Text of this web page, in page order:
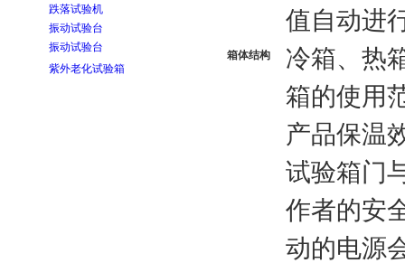
跌落试验机
振动试验台
振动试验台
紫外老化试验箱
箱体结构
值自动进
冷箱、热
箱的使用
产品保温
试验箱门
作者的安
动的电源